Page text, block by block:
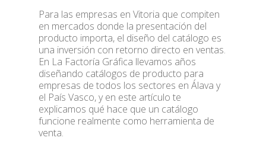
Para las empresas en Vitoria que compiten
en mercados donde la presentación del
producto importa, el diseño del catálogo es
una inversión con retorno directo en ventas.
En La Factoría Gráfica llevamos años
diseñando catálogos de producto para
empresas de todos los sectores en Álava y
el País Vasco, y en este artículo te
explicamos qué hace que un catálogo
funcione realmente como herramienta de
venta.